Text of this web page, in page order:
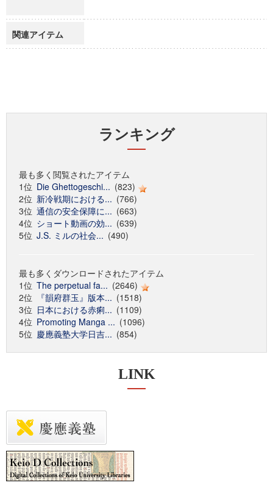
関連アイテム
ランキング
最も多く閲覧されたアイテム
1位 Die Ghettogeschi... (823)
2位 新冷戦期における... (766)
3位 通信の安全保障に... (663)
4位 ショート動画の効... (639)
5位 J.S. ミルの社会... (490)
最も多くダウンロードされたアイテム
1位 The perpetual fa... (2646)
2位
『韻府群玉』版本... (1518)
3位 日本における赤痢... (1109)
4位 Promoting Manga ... (1096)
5位 慶應義塾大学日吉... (854)
LINK